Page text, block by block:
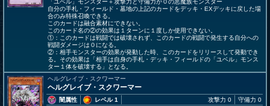
「ユベル」モンスター＋攻撃力と守備力が０の悪魔族モンスター
自分の手札・フィールド・墓地の上記のカードをデッキ・EXデッキに戻した場
合のみ特殊召喚できる。
このカードは融合素材にできない。
このカード名の②の効果は１ターンに１度しか使用できない。
①：このカードは戦闘では破壊されず、このカードの戦闘で発生する自分への
戦闘ダメージは０になる。
②：相手モンスターの効果が発動した時、このカードをリリースして発動でき
る。その効果は「相手は自身の手札・デッキ・フィールドの「ユベル」モンス
ター１体を破壊する」となる。
ヘルグレイブ・スクワーマー
ヘルグレイブ・スクワーマー
闇属性
レベル 1
攻撃力 0 守備力 0